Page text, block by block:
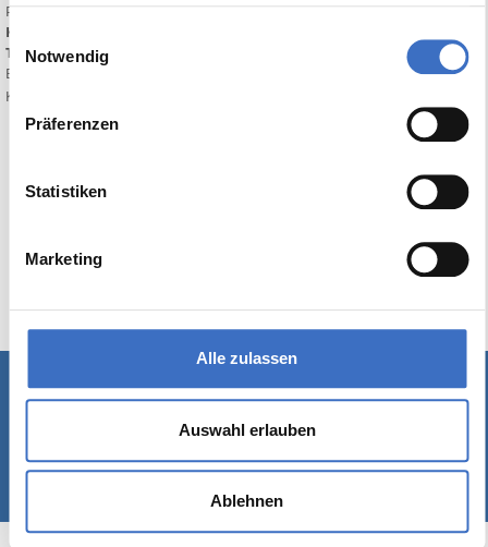
Einwilligungsauswahl
Notwendig
Präferenzen
Statistiken
Marketing
Alle zulassen
Auswahl erlauben
Ablehnen
Print
Kategorien:
TAGs:
Bewerten Sie diesen Artikel:
Keine Bewertung
© 1989-2026 Rackow Software GmbH - Hamburg